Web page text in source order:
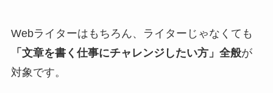
Webライターはもちろん、ライターじゃなくても
「文章を書く仕事にチャレンジしたい方」全般が
対象です。